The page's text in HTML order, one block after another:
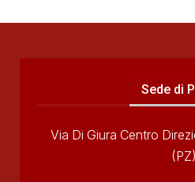
Sede di
Via Di Giura Centro
(PZ)